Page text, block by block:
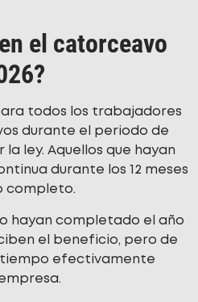
el catorceavo
todos los trabajadores
durante el periodo de
ley. Aquellos que hayan
durante los 12 meses
completo.
hayan completado el año
el beneficio, pero de
efectivamente